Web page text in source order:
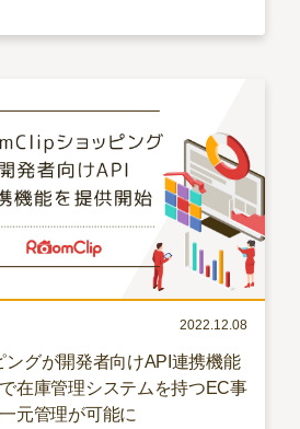
2022.12.08
ングが開発者向けAPI連携機能
在庫管理システムを持つEC事
元管理が可能に